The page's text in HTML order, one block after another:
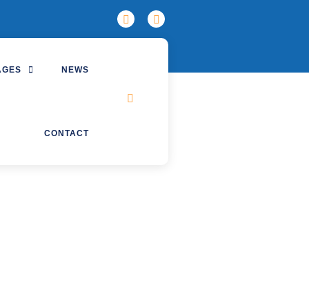
NEWS
CONTACT